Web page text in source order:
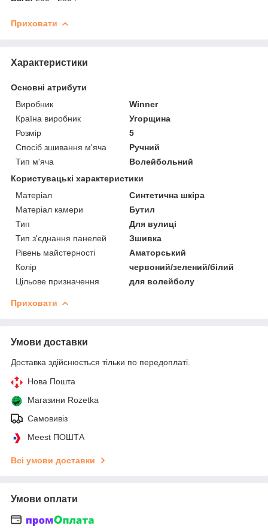
Приховати
Характеристики
Основні атрибути
Виробник
Winner
Країна виробник
Угорщина
Розмір
5
Спосіб зшивання м'яча
Ручний
Тип м'яча
Волейбольний
Користувацькі характеристики
Матеріал
Синтетична шкіра
Матеріал камери
Бутил
Тип
Для вулиці
Тип з'єднання панелей
Зшивка
Рівень майстерності
Аматорський
Колір
червоний/зелений/білий
Цільове призначення
для волейболу
Приховати
Умови доставки
Доставка здійснюється тільки по передоплаті.
Нова Пошта
Магазини Rozetka
Самовивіз
Meest ПОШТА
Всі умови доставки
Умови оплати